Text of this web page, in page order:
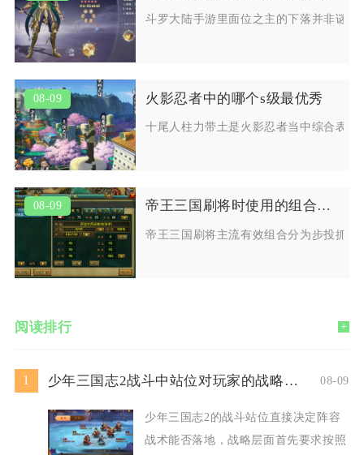
斗罗大陆手游里面位之主的下落并非谜
08-09 火影忍者中的哪个s级最优秀
十尾人柱力带土是火影忍者当中综合表
08-09 帝王三国刷将时使用的组合有哪些
帝王三国刷将主流有效组合分为步投抓
阅读排行 +
1 少年三国志2战斗中站位对玩家的战略有何要求 08-09
少年三国志2的战斗站位直接决定阵容
战术能否落地，战略层面首先要求按照